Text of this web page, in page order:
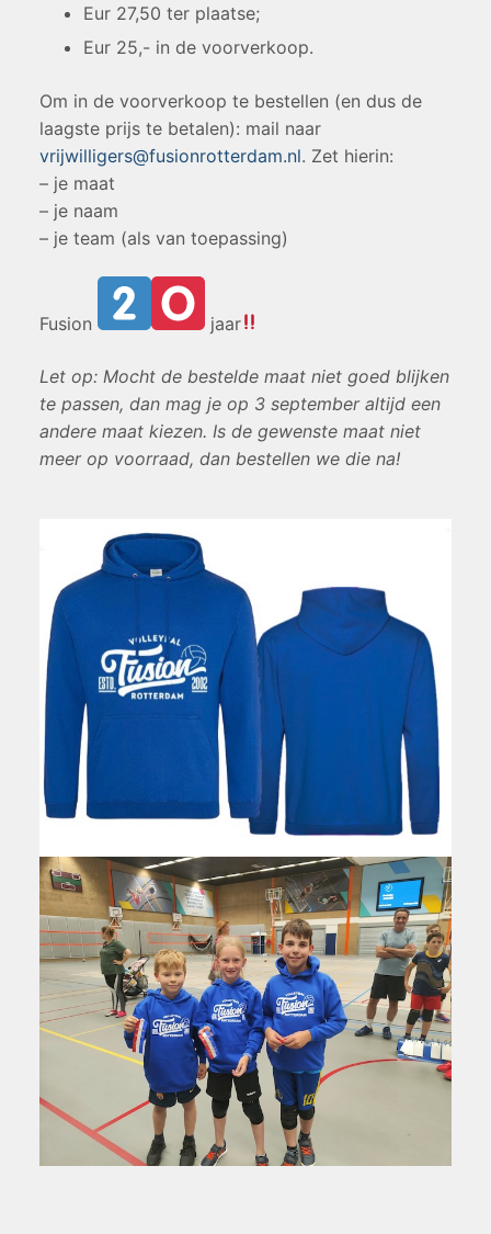
Eur 27,50 ter plaatse;
Eur 25,- in de voorverkoop.
Om in de voorverkoop te bestellen (en dus de
laagste prijs te betalen): mail naar
vrijwilligers@fusionrotterdam.nl. Zet hierin:
– je maat
– je naam
– je team (als van toepassing)
Fusion jaar
Let op: Mocht de bestelde maat niet goed blijken
te passen, dan mag je op 3 september altijd een
andere maat kiezen. Is de gewenste maat niet
meer op voorraad, dan bestellen we die na!